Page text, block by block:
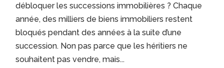
débloquer les successions immobilières ? Chaque
année, des milliers de biens immobiliers restent
bloqués pendant des années à la suite d’une
succession. Non pas parce que les héritiers ne
souhaitent pas vendre, mais...